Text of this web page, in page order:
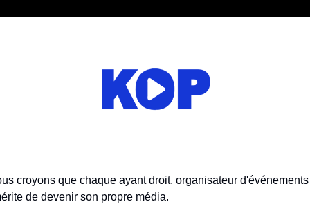
croyons que chaque ayant droit, organisateur
de devenir son propre média.